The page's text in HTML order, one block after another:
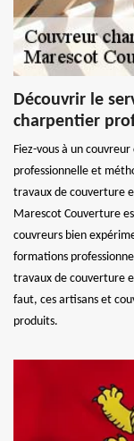
Découvrir le
charpentier
Fiez-vous à un
professionnelle et
travaux de couverture
Marescot Couverture
couvreurs bien
formations
travaux de couverture
faut, ces artisans et
produits.